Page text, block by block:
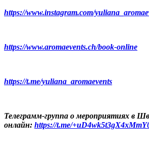
https://www.instagram.com/
https://www.aromaevents.ch/book-online
https://t.me/yuliana_aromaevents
Телеграмм-группа о мероприятиях в
онлайн: https://t.me/